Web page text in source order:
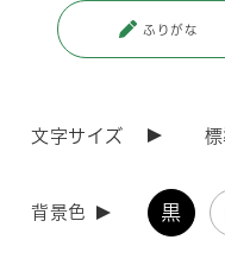
ふりがな
文字サイズ
背景色 黒
教育相談
「潤いファイル」に
このファイルは、ライフ
支援を受けるために、本